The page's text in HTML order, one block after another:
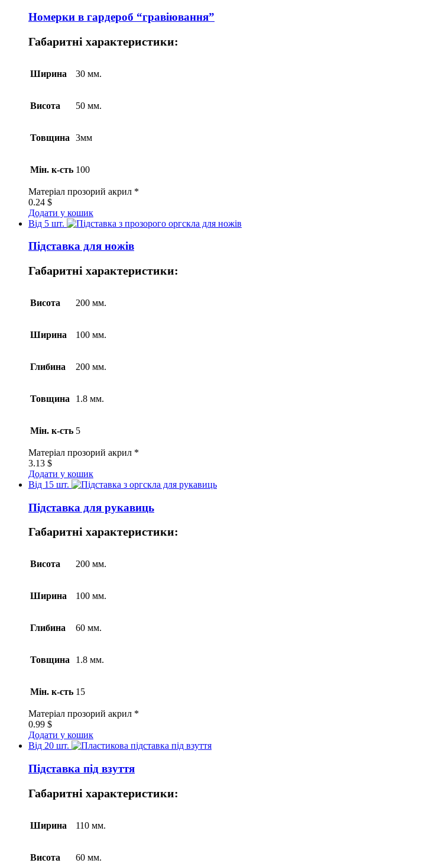
Номерки в гардероб “гравіювання”
Габаритні характеристики:
Ширина 30 мм.
Висота 50 мм.
Товщина 3мм
Мін. к-сть 100
Матеріал прозорий акрил *
0.24 $
Додати у кошик
Від 5 шт.
Підставка для ножів
Габаритні характеристики:
Висота 200 мм.
Ширина 100 мм.
Глибина 200 мм.
Товщина 1.8 мм.
Мін. к-сть 5
Матеріал прозорий акрил *
3.13 $
Додати у кошик
Від 15 шт.
Підставка для рукавиць
Габаритні характеристики:
Висота 200 мм.
Ширина 100 мм.
Глибина 60 мм.
Товщина 1.8 мм.
Мін. к-сть 15
Матеріал прозорий акрил *
0.99 $
Додати у кошик
Від 20 шт.
Підставка під взуття
Габаритні характеристики:
Ширина 110 мм.
Висота 60 мм.